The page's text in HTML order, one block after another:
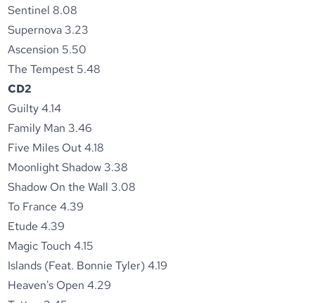
Sentinel 8.08
Supernova 3.23
Ascension 5.50
The Tempest 5.48
CD2
Guilty 4.14
Family Man 3.46
Five Miles Out 4.18
Moonlight Shadow 3.38
Shadow On the Wall 3.08
To France 4.39
Etude 4.39
Magic Touch 4.15
Islands (Feat. Bonnie Tyler) 4.19
Heaven's Open 4.29